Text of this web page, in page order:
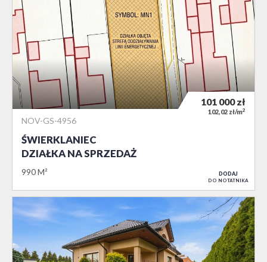
NOV-GS-4956
ŚWIERKLANIEC
DZIAŁKA NA SPRZEDAŻ
990 M²
101 000zł
102,02 zł/m2
DODAJ
DO NOTATNIKA